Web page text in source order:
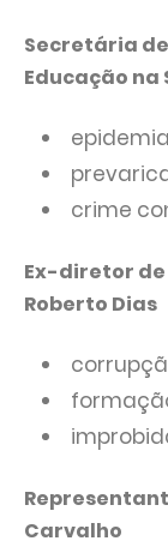
Secretária
Educação na
crime
Ex-diretor
Roberto Dias
Carvalho